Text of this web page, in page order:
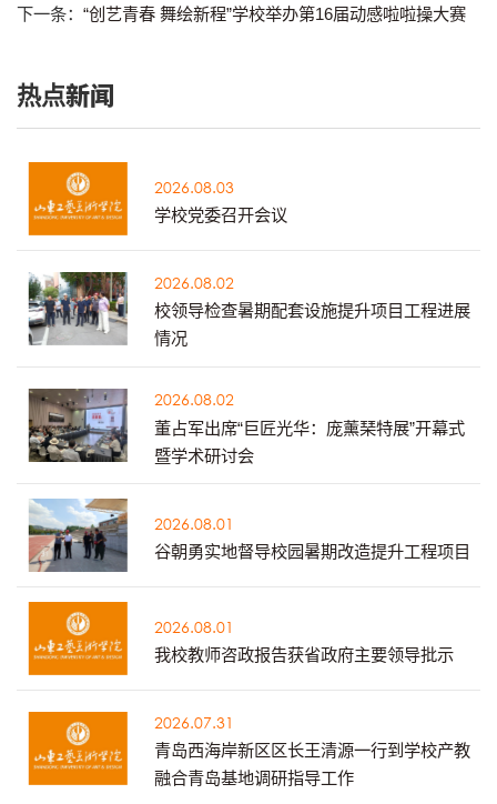
下一条： “创艺青春 舞绘新程”学校举办第16届动感啦啦操大赛
热点新闻
2026.08.03
学校党委召开会议
2026.08.02
校领导检查暑期配套设施提升项目工程进展
情况
2026.08.02
董占军出席“巨匠光华：庞薰琹特展”开幕式
暨学术研讨会
2026.08.01
谷朝勇实地督导校园暑期改造提升工程项目
2026.08.01
我校教师咨政报告获省政府主要领导批示
2026.07.31
青岛西海岸新区区长王清源一行到学校产教
融合青岛基地调研指导工作